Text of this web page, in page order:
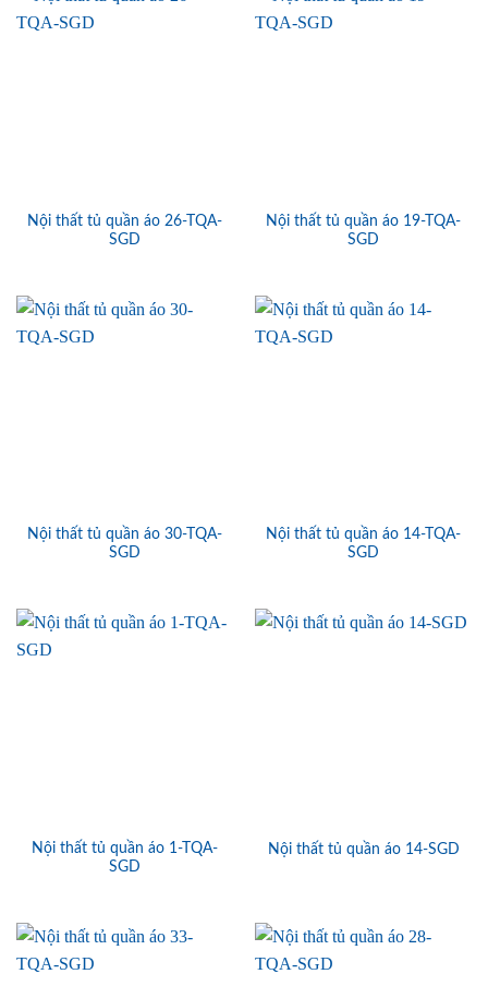
Nội thất tủ quần áo 26-TQA-
SGD
Nội thất tủ quần áo 19-TQA-
SGD
Nội thất tủ quần áo 30-TQA-
SGD
Nội thất tủ quần áo 14-TQA-
SGD
Nội thất tủ quần áo 1-TQA-
SGD
Nội thất tủ quần áo 14-SGD